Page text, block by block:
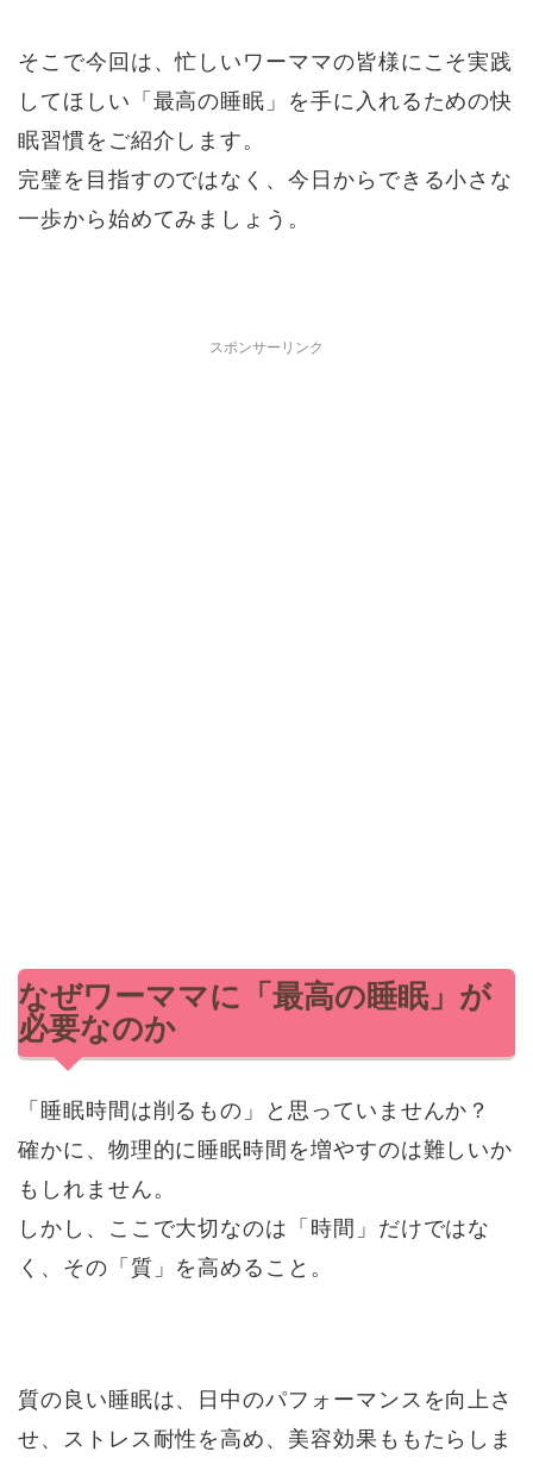
そこで今回は、忙しいワーママの皆様にこそ実践
してほしい「最高の睡眠」を手に入れるための快
眠習慣をご紹介します。
完璧を目指すのではなく、今日からできる小さな
一歩から始めてみましょう。
スポンサーリンク
なぜワーママに「最高の睡眠」が
必要なのか
「睡眠時間は削るもの」と思っていませんか？
確かに、物理的に睡眠時間を増やすのは難しいか
もしれません。
しかし、ここで大切なのは「時間」だけではな
く、その「質」を高めること。
質の良い睡眠は、日中のパフォーマンスを向上さ
せ、ストレス耐性を高め、美容効果ももたらしま